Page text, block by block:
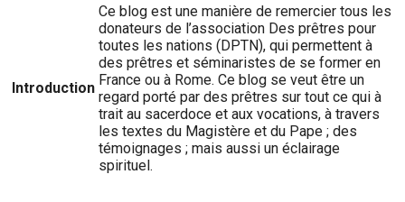
Introduction
Ce blog est une manière de remercier tous les
donateurs de l’association Des prêtres pour
toutes les nations (DPTN), qui permettent à
des prêtres et séminaristes de se former en
France ou à Rome. Ce blog se veut être un
regard porté par des prêtres sur tout ce qui à
trait au sacerdoce et aux vocations, à travers
les textes du Magistère et du Pape ; des
témoignages ; mais aussi un éclairage
spirituel.